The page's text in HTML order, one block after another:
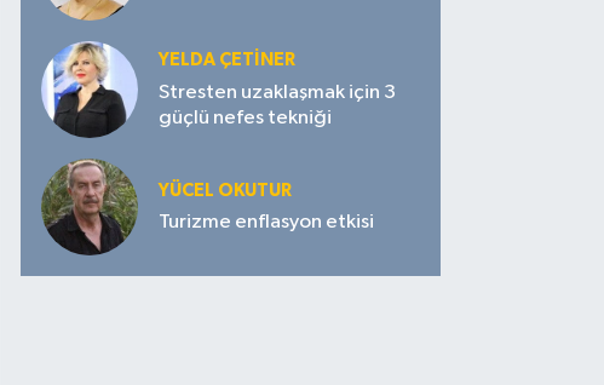
YELDA ÇETİNER
Stresten uzaklaşmak için 3
güçlü nefes tekniği
YÜCEL OKUTUR
Turizme enflasyon etkisi